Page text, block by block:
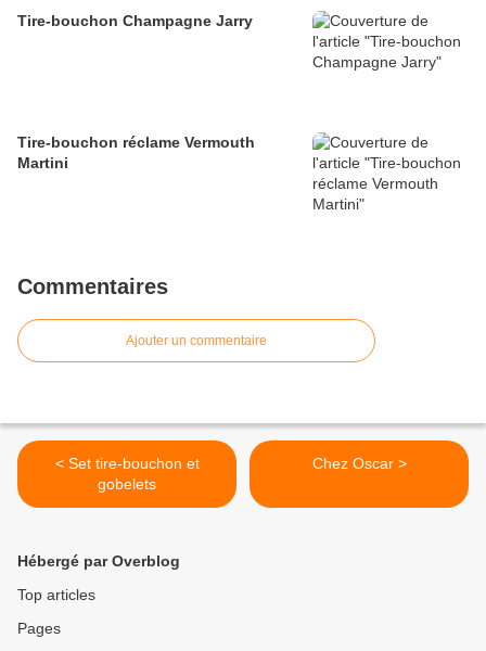
Tire-bouchon Champagne Jarry
Tire-bouchon réclame Vermouth
Martini
Commentaires
Ajouter un commentaire
< Set tire-bouchon et
gobelets
Chez Oscar >
Hébergé par Overblog
Top articles
Pages